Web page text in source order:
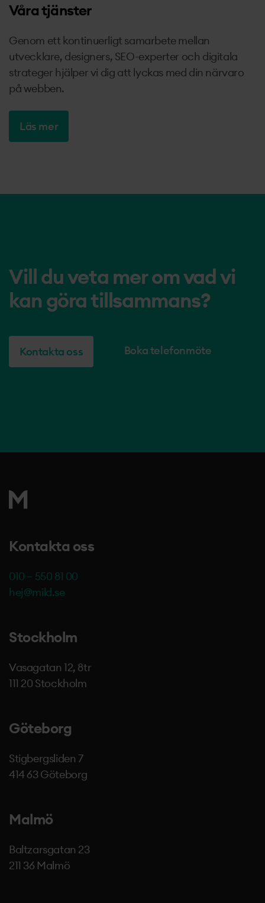
Våra tjänster
Genom ett kontinuerligt samarbete mellan
utvecklare, designers, SEO-experter och digitala
strateger hjälper vi dig att lyckas med din närvaro
på webben.
Läs mer
Vill du veta mer om vad vi
kan göra tillsammans?
Kontakta oss Boka telefonmöte
Kontakta oss
010 – 550 81 00
hej@mild.se
Stockholm
Vasagatan 12, 8tr
111 20 Stockholm
Göteborg
Stigbergsliden 7
414 63 Göteborg
Malmö
Baltzarsgatan 23
211 36 Malmö